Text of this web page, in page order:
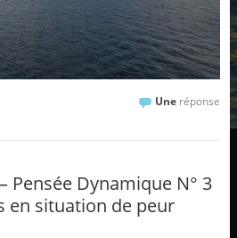
Une réponse
Dynamique N° 3
en situation de peur